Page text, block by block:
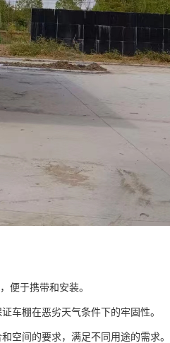
便于携带和安装。
车棚在恶劣天气条件下的牢固性。
空间的要求，满足不同用途的需求。